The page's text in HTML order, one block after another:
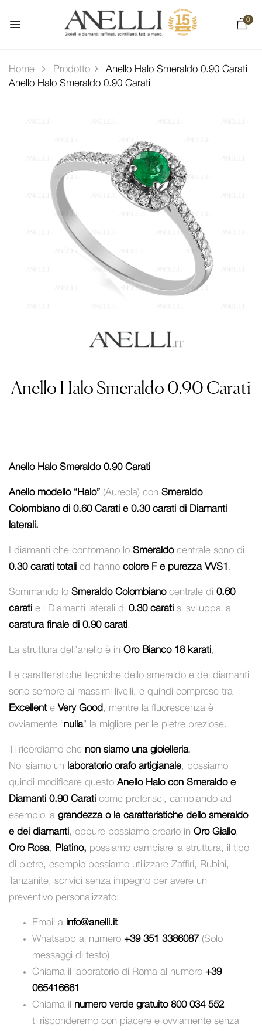
0
Home Prodotto
Anello Halo Smeraldo 0.90 Carati
Anello Halo Smeraldo 0.90 Carati
Anello Halo Smeraldo 0.90 Carati
Anello Halo Smeraldo 0.90 Carati
Anello modello “Halo” (Aureola) con Smeraldo
Colombiano di 0.60 Carati e 0.30 carati di Diamanti
laterali.
I diamanti che contornano lo Smeraldocentrale sono di
0.30 carati totali ed hanno colore F e purezza VVS1 .
Sommando lo Smeraldo Colombianocentrale di 0.60
carati e i Diamanti laterali di 0.30 carati si sviluppa la
caratura finale di 0.90 carati.
La struttura dell’anello è in Oro Bianco 18 karati,
Le caratteristiche tecniche dello smeraldo e dei diamanti
sono sempre ai massimi livelli, e quindi comprese tra
Excellente Very Good , mentre la fluorescenza è
ovviamente “nulla” la migliore per le pietre preziose.
Ti ricordiamo che non siamo una gioielleria.
Noi siamo un laboratorio orafo artigianale, possiamo
quindi modificare questo Anello Halo con Smeraldo e
Diamanti 0.90 Carati come preferisci, cambiando ad
esempio la grandezza o le caratteristiche dello smeraldo
e dei diamanti, oppure possiamo crearlo in Oro Giallo,
Oro Rosa, Platino, possiamo cambiare la struttura, il tipo
di pietre, esempio possiamo utilizzare Zaffiri, Rubini,
Tanzanite, scrivici senza impegno per avere un
preventivo personalizzato:
Email a info@anelli.it
Whatsapp al numero +39 351 3386087 (Solo
messaggi di testo)
Chiama il laboratorio di Roma al numero +39
065416661
Chiama il numero verde gratuito 800 034 552
ti risponderemo con piacere e ovviamente senza